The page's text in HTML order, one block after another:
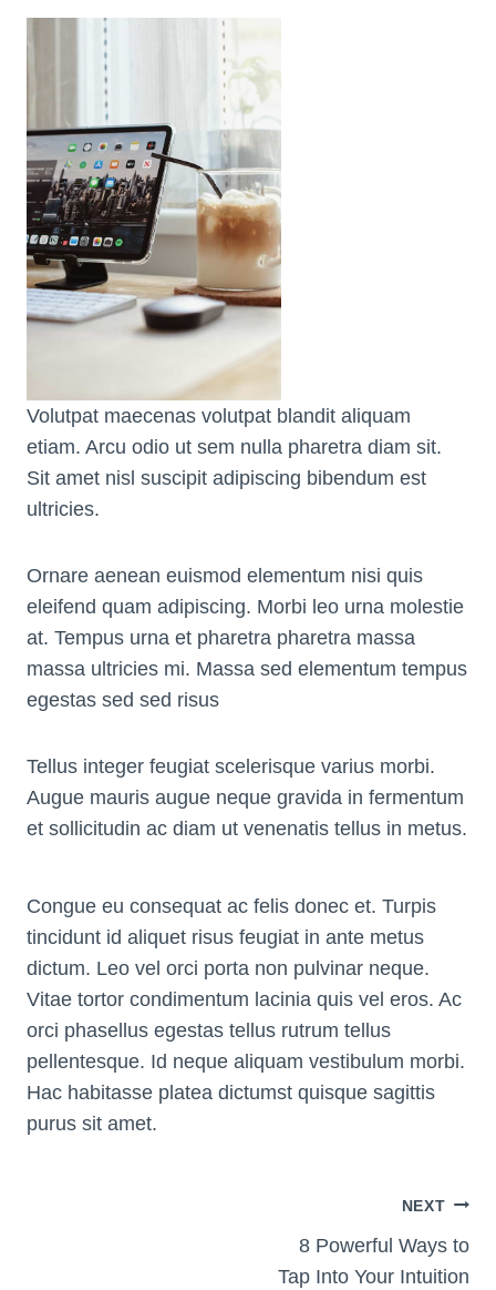
Volutpat maecenas volutpat blandit aliquam
etiam. Arcu odio ut sem nulla pharetra diam sit.
Sit amet nisl suscipit adipiscing bibendum est
ultricies.
Ornare aenean euismod elementum nisi quis
eleifend quam adipiscing. Morbi leo urna molestie
at. Tempus urna et pharetra pharetra massa
massa ultricies mi. Massa sed elementum tempus
egestas sed sed risus
Tellus integer feugiat scelerisque varius morbi.
Augue mauris augue neque gravida in fermentum
et sollicitudin ac diam ut venenatis tellus in metus.
Congue eu consequat ac felis donec et. Turpis
tincidunt id aliquet risus feugiat in ante metus
dictum. Leo vel orci porta non pulvinar neque.
Vitae tortor condimentum lacinia quis vel eros. Ac
orci phasellus egestas tellus rutrum tellus
pellentesque. Id neque aliquam vestibulum morbi.
Hac habitasse platea dictumst quisque sagittis
purus sit amet.
NEXT
8 Powerful Ways to
Tap Into Your Intuition